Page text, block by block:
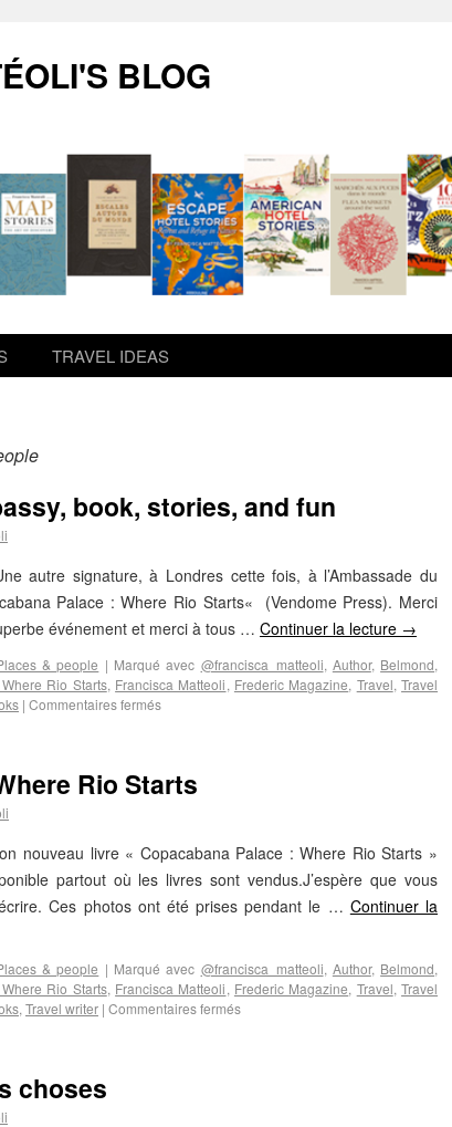
BLOG
TRAVEL IDEAS
book, stories, and fun
autre signature, à Londres cette fois, à l’Ambassade du
Palace : Where Rio Starts« (Vendome Press). Merci
événement et merci à tous … Continuer la lecture →
& people | Marqué avec @francisca_matteoli, Author, Belmond,
Rio Starts, Francisca Matteoli, Frederic Magazine, Travel,Travel
| Commentaires fermés
Rio Starts
nouveau livre « Copacabana Palace : Where Rio Starts »
partout où les livres sont vendus.J’espère que vous
Ces photos ont été prises pendant le … Continuer la
& people | Marqué avec @francisca_matteoli, Author, Belmond,
Rio Starts, Francisca Matteoli, Frederic Magazine, Travel,Travel
, Travel writer | Commentaires fermés
choses